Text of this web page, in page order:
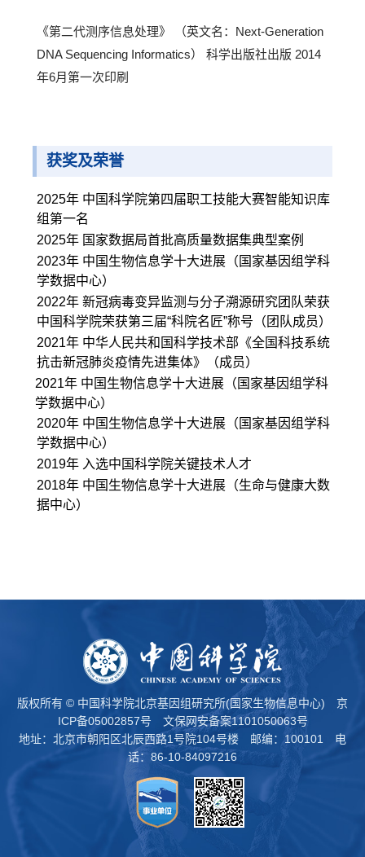
《第二代测序信息处理》 （英文名：Next-Generation
DNA Sequencing Informatics） 科学出版社出版 2014
年6月第一次印刷
获奖及荣誉
2025年 中国科学院第四届职工技能大赛智能知识库
组第一名
2025年 国家数据局首批高质量数据集典型案例
2023年 中国生物信息学十大进展（国家基因组学科
学数据中心）
2022年 新冠病毒变异监测与分子溯源研究团队荣获
中国科学院荣获第三届“科院名匠”称号（团队成员）
2021年 中华人民共和国科学技术部《全国科技系统
抗击新冠肺炎疫情先进集体》（成员）
2021年 中国生物信息学十大进展（国家基因组学科
学数据中心）
2020年 中国生物信息学十大进展（国家基因组学科
学数据中心）
2019年 入选中国科学院关键技术人才
2018年 中国生物信息学十大进展（生命与健康大数
据中心）
版权所有 © 中国科学院北京基因组研究所(国家生物信息中心) 京
ICP备05002857号
文保网安备案1101050063号
地址：北京市朝阳区北辰西路1号院104号楼 邮编：100101 电
话：86-10-84097216